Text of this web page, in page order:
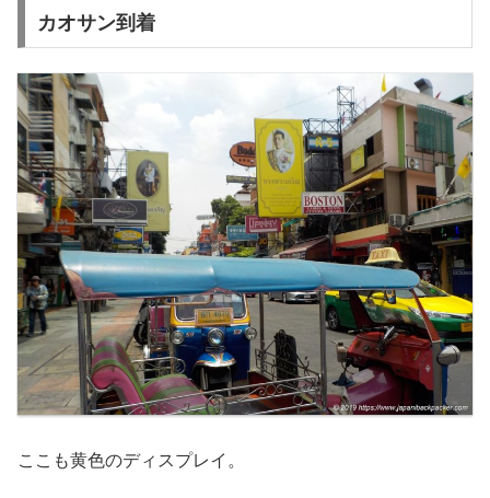
カオサン到着
ここも黄色のディスプレイ。